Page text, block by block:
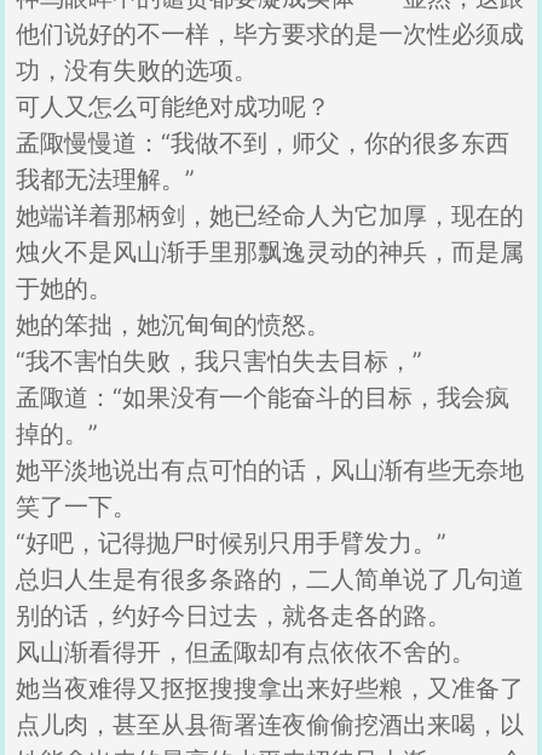
他们说好的不一样，毕方要求的是一次性必须成
功，没有失败的选项。
可人又怎么可能绝对成功呢？
孟陬慢慢道：“我做不到，师父，你的很多东西
我都无法理解。”
她端详着那柄剑，她已经命人为它加厚，现在的
烛火不是风山渐手里那飘逸灵动的神兵，而是属
于她的。
她的笨拙，她沉甸甸的愤怒。
“我不害怕失败，我只害怕失去目标，”
孟陬道：“如果没有一个能奋斗的目标，我会疯
掉的。”
她平淡地说出有点可怕的话，风山渐有些无奈地
笑了一下。
“好吧，记得抛尸时候别只用手臂发力。”
总归人生是有很多条路的，二人简单说了几句道
别的话，约好今日过去，就各走各的路。
风山渐看得开，但孟陬却有点依依不舍的。
她当夜难得又抠抠搜搜拿出来好些粮，又准备了
点儿肉，甚至从县衙署连夜偷偷挖酒出来喝，以